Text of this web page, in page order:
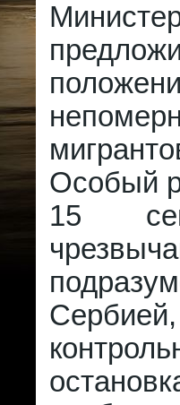
Особый
15